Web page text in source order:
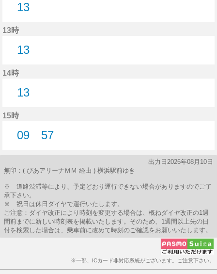
13
13時
13
14時
13
15時
09
57
出力日2026年08月10日
無印：( ぴあアリーナＭＭ 経由 ) 横浜駅前ゆき
※ 道路渋滞等により、予定どおり運行できない場合がありますのでご了
承下さい。
※ 祝日は休日ダイヤで運行いたします。
ご注意：ダイヤ改正により時刻を変更する場合は、概ねダイヤ改正の1週
間前までに新しい時刻表を掲載いたします。そのため、1週間以上先の日
付を検索した場合は、乗車前に改めて時刻のご確認をお願いいたします。
※一部、ICカード非対応系統がございます。ご注意下さい。